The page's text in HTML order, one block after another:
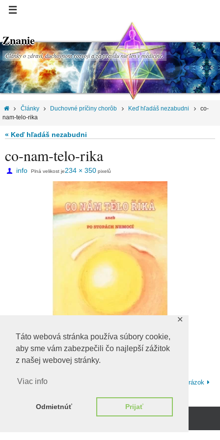
Táto webová stránka používa súbory cookie,
aby sme vám zabezpečili čo najlepší zážitok
z našej webovej stránky.
Viac info
Odmietnúť Prijať
✕
Znanie
Články o zdraví, duchovnom rozvoji a za pravdu nie len v medicíne.
Články Duchovné príčiny chorôb Keď hľadáš nezabudni
co-
nam-telo-rika
« Keď hľadáš nezabudni
co-nam-telo-rika
info Plná velikost je234 × 350 pixelů
Ďalší obrázok